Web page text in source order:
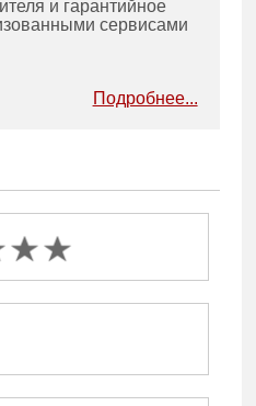
и гарантийное
сервисами
Подробнее...